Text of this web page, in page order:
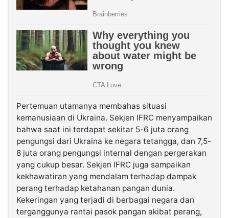
Pertemuan utamanya membahas situasi
kemanusiaan di Ukraina. Sekjen IFRC menyampaikan
bahwa saat ini terdapat sekitar 5-6 juta orang
pengungsi dari Ukraina ke negara tetangga, dan 7,5-
8 juta orang pengungsi internal dengan pergerakan
yang cukup besar. Sekjen IFRC juga sampaikan
kekhawatiran yang mendalam terhadap dampak
perang terhadap ketahanan pangan dunia.
Kekeringan yang terjadi di berbagai negara dan
terganggunya rantai pasok pangan akibat perang,